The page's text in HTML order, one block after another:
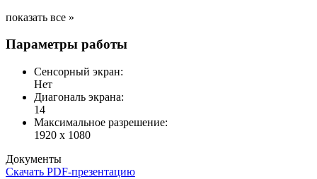
показать все »
Параметры работы
Сенсорный экран:
Нет
Диагональ экрана:
14
Максимальное разрешение:
1920 x 1080
Документы
Скачать PDF-презентацию